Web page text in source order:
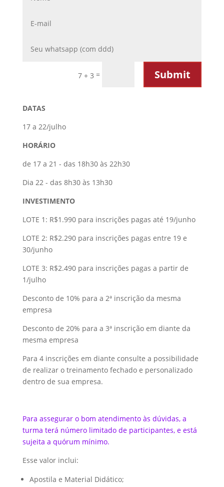
7 + 3 = Submit
DATAS
17 a 22/julho
HORÁRIO
de 17 a 21 - das 18h30 às 22h30
Dia 22 - das 8h30 às 13h30
INVESTIMENTO
LOTE 1: R$1.990 para inscrições pagas até 19/junho
LOTE 2: R$2.290 para inscrições pagas entre 19 e
30/junho
LOTE 3: R$2.490 para inscrições pagas a partir de
1/julho
Desconto de 10% para a 2ª inscrição da mesma
empresa
Desconto de 20% para a 3ª inscrição em diante da
mesma empresa
Para 4 inscrições em diante consulte a possibilidade
de realizar o treinamento fechado e personalizado
dentro de sua empresa.
Para assegurar o bom atendimento às dúvidas, a
turma terá número limitado de participantes, e está
sujeita a quórum mínimo.
Esse valor inclui:
Apostila e Material Didático;